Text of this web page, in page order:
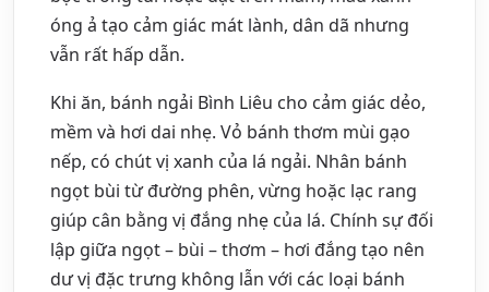
óng ả tạo cảm giác mát lành, dân dã nhưng
vẫn rất hấp dẫn.
Khi ăn, bánh ngải Bình Liêu cho cảm giác dẻo,
mềm và hơi dai nhẹ. Vỏ bánh thơm mùi gạo
nếp, có chút vị xanh của lá ngải. Nhân bánh
ngọt bùi từ đường phên, vừng hoặc lạc rang
giúp cân bằng vị đắng nhẹ của lá. Chính sự đối
lập giữa ngọt – bùi – thơm – hơi đắng tạo nên
dư vị đặc trưng không lẫn với các loại bánh